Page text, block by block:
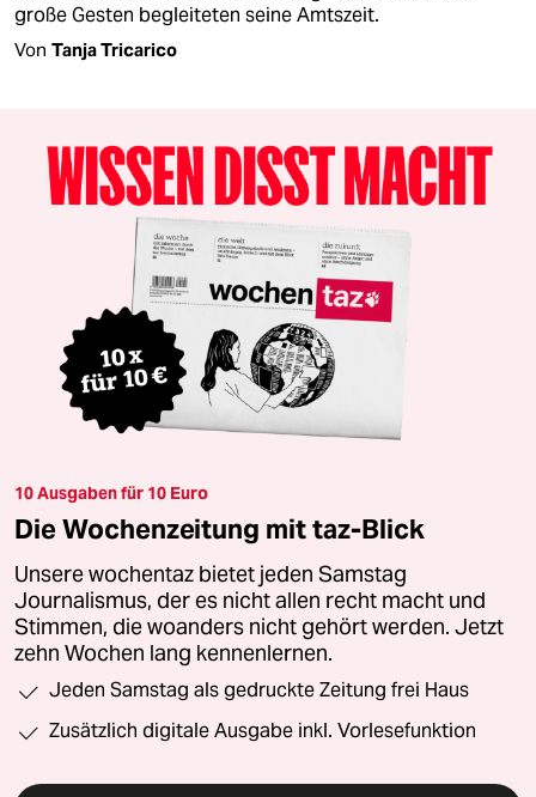
große Gesten begleiteten seine Amtszeit.
Von Tanja Tricarico
10 Ausgaben für 10 Euro
Die Wochenzeitung mit taz-Blick
Unsere wochentaz bietet jeden Samstag
Journalismus, der es nicht allen recht macht und
Stimmen, die woanders nicht gehört werden. Jetzt
zehn Wochen lang kennenlernen.
Jeden Samstag als gedruckte Zeitung frei Haus
Zusätzlich digitale Ausgabe inkl. Vorlesefunktion